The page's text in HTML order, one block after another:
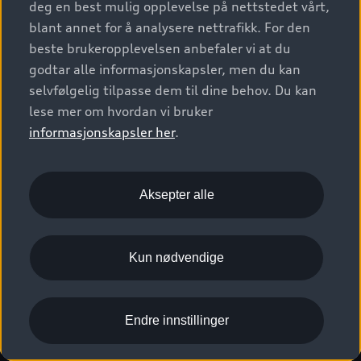
S/RS
Konseptbiler og prototyper
Prislister
Leasing
Bilgarantier
Audi Forsikring
Verkstedtjenester
Functions on demand
Kom i gang med myAudi
Kundeservice
Nyhetsbrev
Presse
Karriere
Bli sertifisert merkeverksted
Autoretur
Åpenhetsloven
© 2026 AUDI NORGE. All Rights Reserved.
Imprint Ansvarserklæring
Personvern
Informasjonskapsler (cookies)
Juridisk informasjon AUDI AG
deg en best mulig opplevelse på nettstedet vårt,
blant annet for å analysere nettrafikk. For den
beste brukeropplevelsen anbefaler vi at du
godtar alle informasjonskapsler, men du kan
selvfølgelig tilpasse dem til dine behov. Du kan
lese mer om hvordan vi bruker
informasjonskapsler her.
Aksepter alle
Kun nødvendige
Endre innstillinger